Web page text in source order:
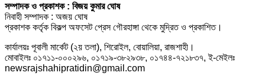
সম্পাদক ও প্রকাশক : বিজয় কুমার ঘোষ
নিবাহী সম্পাদক : অজয় ঘোষ
প্রকাশক কর্তৃক বিকল্প অফসেট প্রেস গৌরহাঙ্গা থেকে মুদ্রিত ও প্রকাশিত।
কার্যালয়ঃ পূবালী মার্কেট (২য় তলা), শিরোইল, বোয়ালিয়া, রাজশাহী।
মোবাইলঃ ০১৭১১-০০০২৯৬, ০১৭১৯-৩৮২৯৩৮, ০১৭৪৪-৭২১৮৩৭, ই-মেইলঃ
newsrajshahipratidin@gmail.com